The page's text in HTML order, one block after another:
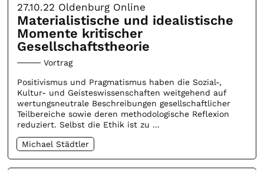
27.10.22 Oldenburg Online
Materialistische und idealistische
Momente kritischer
Gesellschaftstheorie
Vortrag
Positivismus und Pragmatismus haben die Sozial-,
Kultur- und Geisteswissenschaften weitgehend auf
wertungsneutrale Beschreibungen gesellschaftlicher
Teilbereiche sowie deren methodologische Reflexion
reduziert. Selbst die Ethik ist zu ...
Michael Städtler